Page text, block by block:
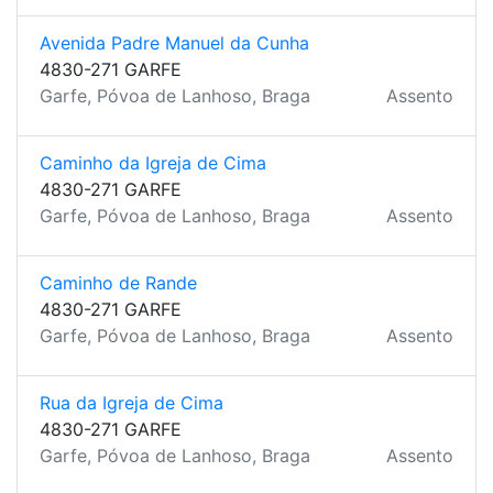
Avenida Padre Manuel da Cunha
4830-271 GARFE
Garfe, Póvoa de Lanhoso, Braga
Assento
Caminho da Igreja de Cima
4830-271 GARFE
Garfe, Póvoa de Lanhoso, Braga
Assento
Caminho de Rande
4830-271 GARFE
Garfe, Póvoa de Lanhoso, Braga
Assento
Rua da Igreja de Cima
4830-271 GARFE
Garfe, Póvoa de Lanhoso, Braga
Assento